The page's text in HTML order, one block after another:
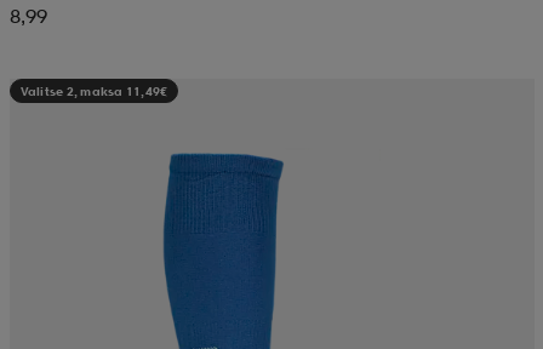
8,99
Valitse 2, maksa 11,49€